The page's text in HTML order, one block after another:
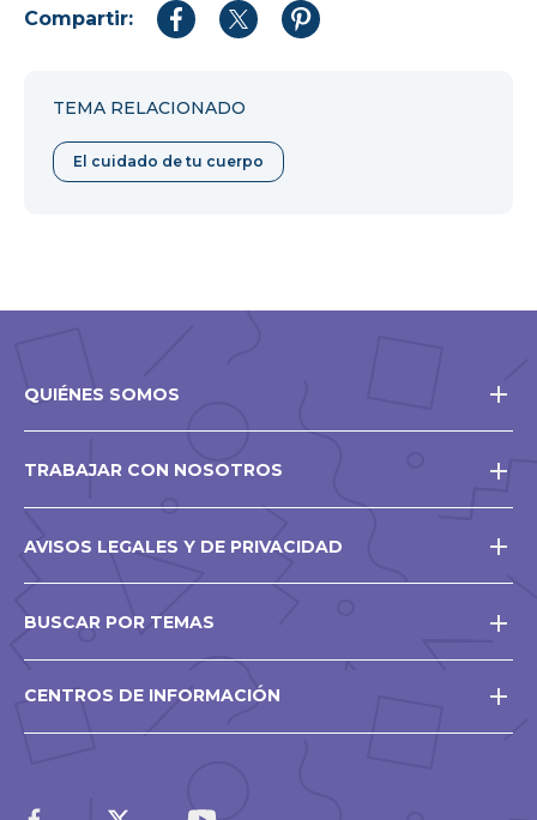
Compartir:
CompartirCompartirCompartir
TEMA RELACIONADO
El cuidado de tu cuerpo
QUIÉNES SOMOS
TRABAJAR CON NOSOTROS
AVISOS LEGALES Y DE PRIVACIDAD
BUSCAR POR TEMAS
CENTROS DE INFORMACIÓN